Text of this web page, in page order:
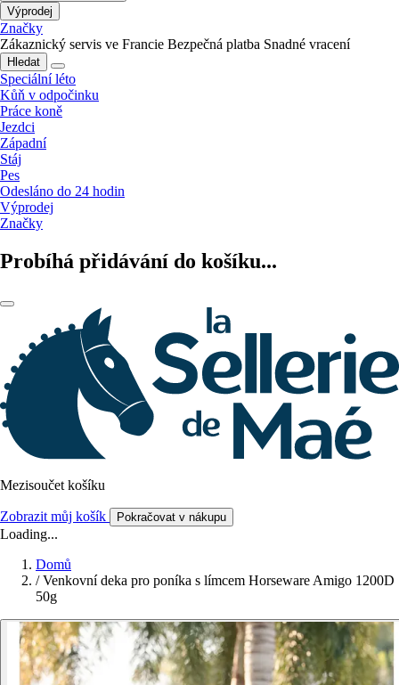
Výprodej
Značky
Zákaznický servis ve Francie Bezpečná platba Snadné vracení
Hledat
Speciální léto
Kůň v odpočinku
Práce koně
Jezdci
Západní
Stáj
Pes
Odesláno do 24 hodin
Výprodej
Značky
Probíhá přidávání do košíku...
Mezisoučet košíku
Zobrazit můj košík Pokračovat v nákupu
Loading...
Domů
/ Venkovní deka pro poníka s límcem Horseware Amigo 1200D
50g